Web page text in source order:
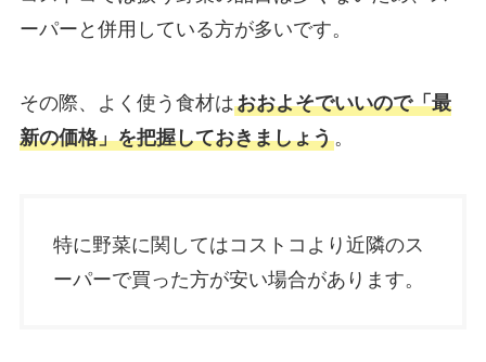
ーパーと併用している方が多いです。
その際、よく使う食材はおおよそでいいので「最
新の価格」を把握しておきましょう。
特に野菜に関してはコストコより近隣のス
ーパーで買った方が安い場合があります。